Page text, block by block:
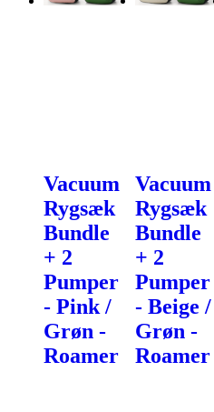
Vacuum
Rygsæk
Bundle
+ 2
Pumper
- Pink /
Grøn -
Roamer
Vacuum
Rygsæk
Bundle
+ 2
Pumper
- Beige /
Grøn -
Roamer